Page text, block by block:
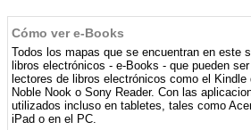
Cómo ver e-Books
Todos los mapas que se encuentran en este
libros electrónicos - e-Books - que pueden
lectores de libros electrónicos como el
Noble Nook o Sony Reader. Con las
utilizados incluso en tabletes, tales como
iPad o en el PC.